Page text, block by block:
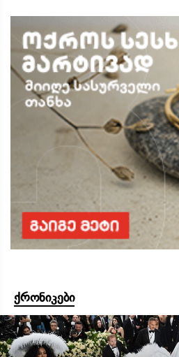
ქრონიკები